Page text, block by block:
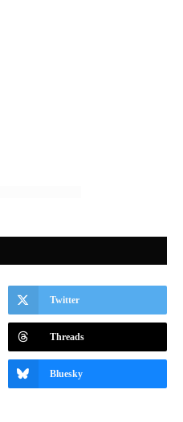
Twitter
Threads
Bluesky